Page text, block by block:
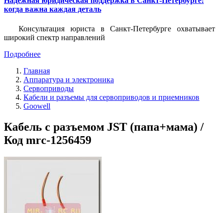
когда важна каждая деталь
Консультация юриста в Санкт-Петербурге охватывает
широкий спектр направлений
Подробнее
Главная
Аппаратура и электроника
Сервоприводы
Кабели и разъемы для сервоприводов и приемников
Goowell
Кабель с разъемом JST (папа+мама) /
Код mrc-1256459